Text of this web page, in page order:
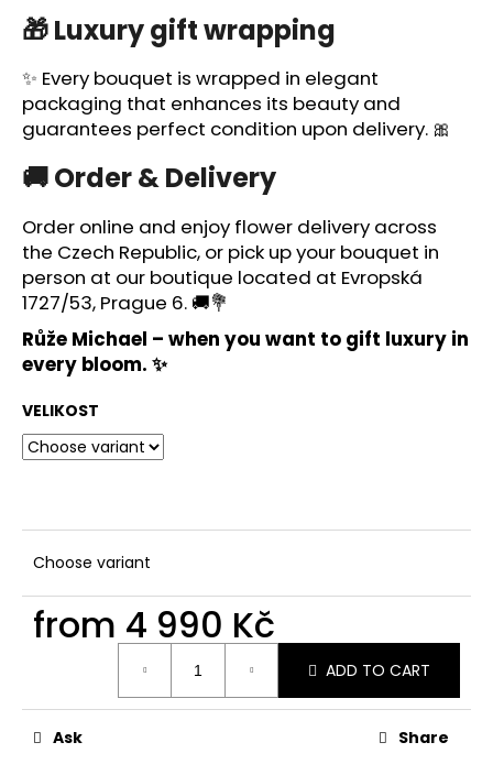
🎁 Luxury gift wrapping
✨ Every bouquet is wrapped in elegant
packaging that enhances its beauty and
guarantees perfect condition upon delivery. 🎀
🚚 Order & Delivery
Order online and enjoy flower delivery across
the Czech Republic, or pick up your bouquet in
person at our boutique located at Evropská
1727/53, Prague 6. 🚚💐
Růže Michael – when you want to gift luxury in
every bloom. ✨
VELIKOST
Choose variant
from 4 990 Kč
ADD TO CART
Ask Share